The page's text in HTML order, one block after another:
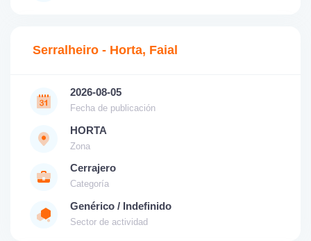
Serralheiro - Horta, Faial
2026-08-05
Fecha de publicación
HORTA
Zona
Cerrajero
Categoría
Genérico / Indefinido
Sector de actividad